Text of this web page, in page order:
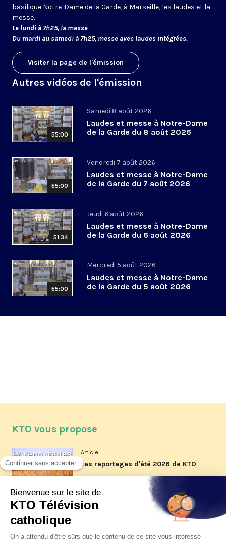
basilique Notre-Dame de la Garde, à Marseille, les laudes et la
messe.
Le lundi à 7h25, la messe
Du mardi au samedi à 7h25, messe avec laudes intégrées.
Visiter la page de l'émission
Autres vidéos de l'émission
55:00
Samedi 8 août 2026
Laudes et messe à Notre-Dame
de la Garde du 8 août 2026
55:00
Vendredi 7 août 2026
Laudes et messe à Notre-Dame
de la Garde du 7 août 2026
51:34
Jeudi 6 août 2026
Laudes et messe à Notre-Dame
de la Garde du 6 août 2026
55:00
Mercredi 5 août 2026
Laudes et messe à Notre-Dame
de la Garde du 5 août 2026
KTO vous propose
Article
Les reportages d'été 2026 de KTO
La visite pastorale du pape Léon
XIV à Assise à suivre sur KTO le